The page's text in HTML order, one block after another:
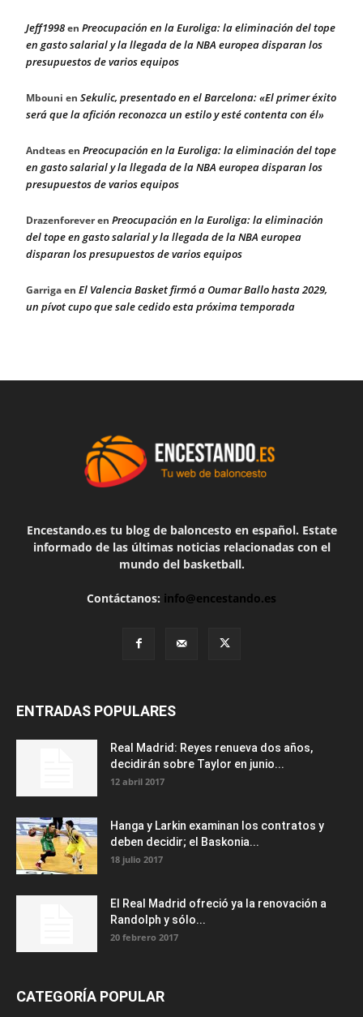
Jeff1998en Preocupación en la Euroliga: la eliminación del tope
en gasto salarial y la llegada de la NBA europea disparan los
presupuestos de varios equipos
Mbouni en Sekulic, presentado en el Barcelona: «El primer éxito
será que la afición reconozca un estilo y esté contenta con él»
Andteasen Preocupación en la Euroliga: la eliminación del tope
en gasto salarial y la llegada de la NBA europea disparan los
presupuestos de varios equipos
Drazenforeveren Preocupación en la Euroliga: la eliminación
del tope en gasto salarial y la llegada de la NBA europea
disparan los presupuestos de varios equipos
Garrigaen El Valencia Basket firmó a Oumar Ballo hasta 2029,
un pívot cupo que sale cedido esta próxima temporada
Encestando.es tu blog de baloncesto en español. Estate
informado de las últimas noticias relacionadas con el
mundo del basketball.
Contáctanos: info@encestando.es
ENTRADAS POPULARES
Real Madrid: Reyes renueva dos años,
decidirán sobre Taylor en junio...
12 abril 2017
Hanga y Larkin examinan los contratos y
deben decidir; el Baskonia...
18 julio 2017
El Real Madrid ofreció ya la renovación a
Randolph y sólo...
20 febrero 2017
CATEGORÍA POPULAR